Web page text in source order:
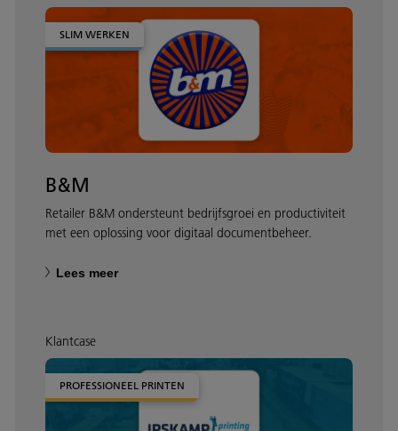
SLIM WERKEN
B&M
Retailer B&M ondersteunt bedrijfsgroei en productiviteit
met een oplossing voor digitaal documentbeheer.
Lees meer
Klantcase
PROFESSIONEEL PRINTEN